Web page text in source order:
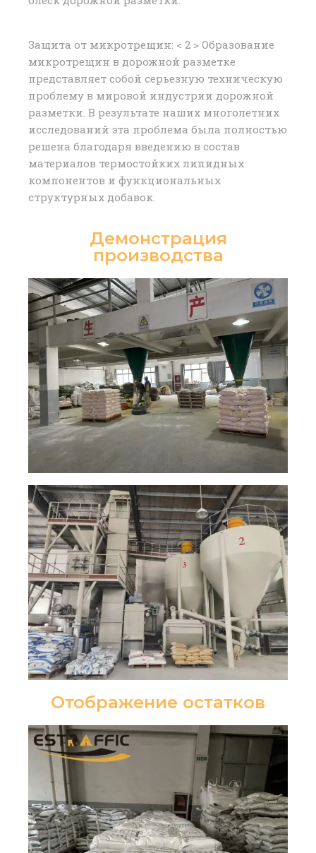
Защита от микротрещин: < 2 > Образование
микротрещин в дорожной разметке
представляет собой серьезную техническую
проблему в мировой индустрии дорожной
разметки. В результате наших многолетних
исследований эта проблема была полностью
решена благодаря введению в состав
материалов термостойких липидных
компонентов и функциональных
структурных добавок.
Демонстрация
производства
Отображение остатков